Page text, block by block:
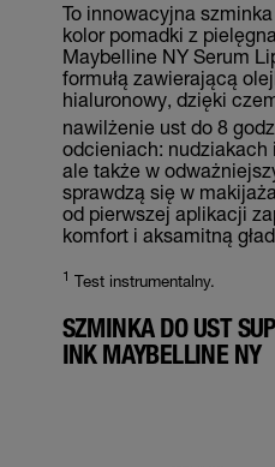
To innowacyjna
kolor pomadki z
Maybelline NY Serum
formułą zawierającą
hialuronowy, dzięki
nawilżenie ust do 8
odcieniach: nudziakach
ale także w
sprawdzą się w
od pierwszej aplikacji
komfort i aksamitną
1 Test instrumentalny.
SZMINKA DO UST
INK MAYBELLINE NY